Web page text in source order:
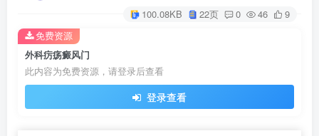
100.08KB 22页 0 46 9
外科疠疡癜风门
此内容为免费资源，请登录后查看
登录查看
免费资源